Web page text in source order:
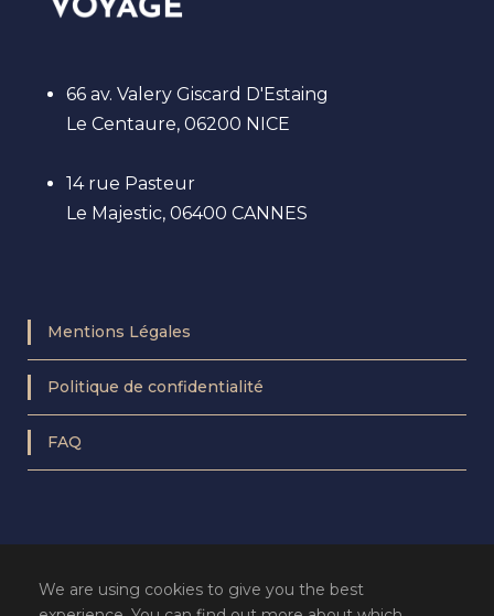
66 av. Valery Giscard D'Estaing
Le Centaure, 06200 NICE
14 rue Pasteur
Le Majestic, 06400 CANNES
Mentions Légales
Politique de confidentialité
FAQ
We are using cookies to give you the best